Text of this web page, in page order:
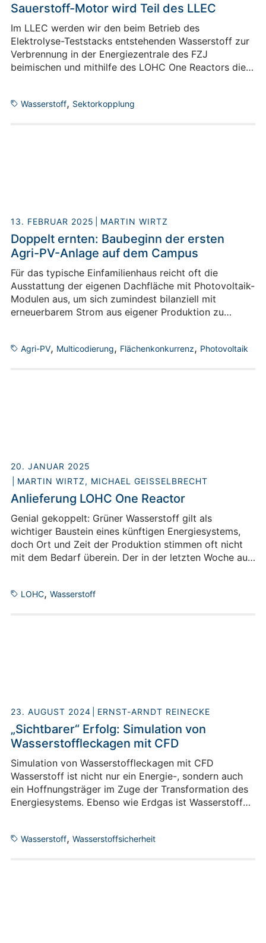
Sauerstoff-Motor wird Teil des LLEC
Im LLEC werden wir den beim Betrieb des
Elektrolyse-Teststacks entstehenden Wasserstoff zur
Verbrennung in der Energiezentrale des FZJ
beimischen und mithilfe des LOHC One Reactors die
Sauerstoff-Motors gehen wir künftig noch einen
Wasserstoff, Sektorkopplung
13. FEBRUAR 2025 MARTIN WIRTZ
Doppelt ernten: Baubeginn der ersten
Agri-PV-Anlage auf dem Campus
Für das typische Einfamilienhaus reicht oft die
Ausstattung der eigenen Dachfläche mit Photovoltaik-
Modulen aus, um sich zumindest bilanziell mit
erneuerbarem Strom aus eigener Produktion zu
Deutschland aus,1 und gewerbliche Bauten oder gar
von Flächen, wie sie beispielsweise durch die
sogenannte „Agri-PV“ ermöglicht wird.
Agri-PV, Multicodierung, Flächenkonkurrenz, Photovoltaik
20. JANUAR 2025
MARTIN WIRTZ, MICHAEL GEISSELBRECHT
Anlieferung LOHC One Reactor
Genial gekoppelt: Grüner Wasserstoff gilt als
wichtiger Baustein eines künftigen Energiesystems,
doch Ort und Zeit der Produktion stimmen oft nicht
mit dem Bedarf überein. Der in der letzten Woche auf
Speicherung von Wasserstoff zu lösen. Am Freitag
LOHC, Wasserstoff
23. AUGUST 2024 ERNST-ARNDT REINECKE
„Sichtbarer“ Erfolg: Simulation von
Wasserstoffleckagen mit CFD
Simulation von Wasserstoffleckagen mit CFD
Wasserstoff ist nicht nur ein Energie-, sondern auch
ein Hoffnungsträger im Zuge der Transformation des
Energiesystems. Ebenso wie Erdgas ist Wasserstoff
jedoch anders. Dieser Umstand stellt neue
Wasserstoff, Wasserstoffsicherheit